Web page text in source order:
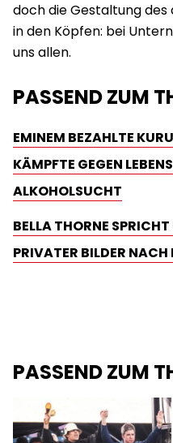
doch die Gestaltung
in den Köpfen: bei
uns allen.
PASSEND ZUM
EMINEM BEZAHLTE
KÄMPFTE GEGEN
ALKOHOLSUCHT
BELLA THORNE
PRIVATER BILDER NACH
PASSEND ZUM